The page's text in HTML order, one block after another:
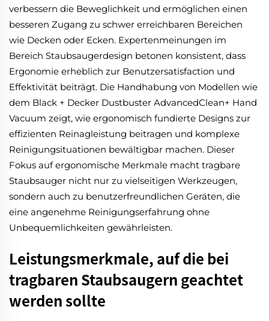
verbessern die Beweglichkeit und ermöglichen einen
besseren Zugang zu schwer erreichbaren Bereichen
wie Decken oder Ecken. Expertenmeinungen im
Bereich Staubsaugerdesign betonen konsistent, dass
Ergonomie erheblich zur Benutzersatisfaction und
Effektivität beiträgt. Die Handhabung von Modellen wie
dem Black + Decker Dustbuster AdvancedClean+ Hand
Vacuum zeigt, wie ergonomisch fundierte Designs zur
effizienten Reinagleistung beitragen und komplexe
Reinigungsituationen bewältigbar machen. Dieser
Fokus auf ergonomische Merkmale macht tragbare
Staubsauger nicht nur zu vielseitigen Werkzeugen,
sondern auch zu benutzerfreundlichen Geräten, die
eine angenehme Reinigungserfahrung ohne
Unbequemlichkeiten gewährleisten.
Leistungsmerkmale, auf die bei
tragbaren Staubsaugern geachtet
werden sollte